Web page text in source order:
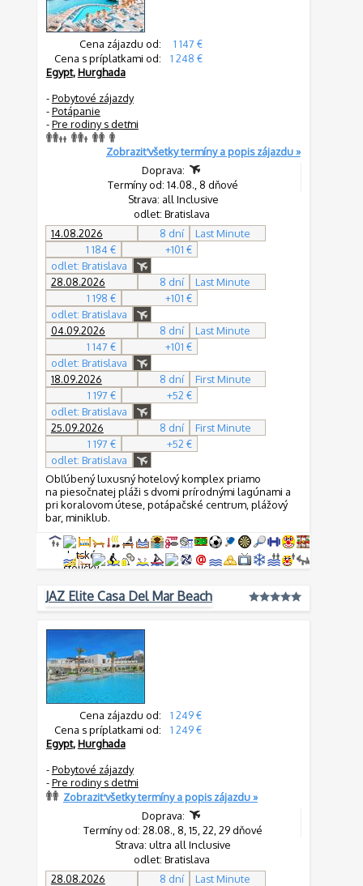
Cena zájazdu od:
1 147 €
Cena s príplatkami od:
1 248 €
Egypt,Hurghada
-Pobytové zájazdy
-Potápanie
-Pre rodiny s deťmi
Zobraziť všetky termíny a popis zájazdu »
Doprava:
Termíny od: 14.08., 8 dňové
Strava: all Inclusive
odlet: Bratislava
14.08.2026
8 dní
Last Minute
1 184 €
+101 €
odlet: Bratislava
28.08.2026
8 dní
Last Minute
1 198 €
+101 €
odlet: Bratislava
04.09.2026
8 dní
Last Minute
1 147 €
+101 €
odlet: Bratislava
18.09.2026
8 dní
First Minute
1 197 €
+52 €
odlet: Bratislava
25.09.2026
8 dní
First Minute
1 197 €
+52 €
odlet: Bratislava
Obľúbený luxusný hotelový komplex priamo
na piesočnatej pláži s dvomi prírodnými lagúnami a
pri koralovom útese, potápačské centrum, plážový
bar, miniklub.
JAZ Elite Casa Del Mar Beach
Cena zájazdu od:
1 249 €
Cena s príplatkami od:
1 249 €
Egypt,Hurghada
-Pobytové zájazdy
-Pre rodiny s deťmi
Zobraziť všetky termíny a popis zájazdu »
Doprava:
Termíny od: 28.08., 8, 15, 22, 29 dňové
Strava: ultra all Inclusive
odlet: Bratislava
28.08.2026
8 dní
Last Minute